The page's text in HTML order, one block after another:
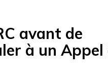
avant de
à un Appel